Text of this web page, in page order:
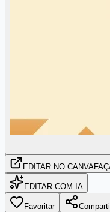
EDITAR NO CANVA
EDITAR COM IA
Favoritar